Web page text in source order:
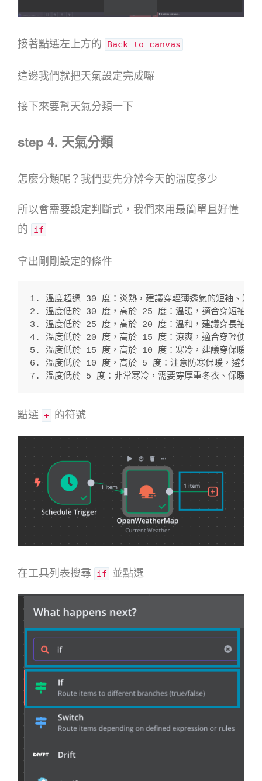
接著點選左上方的 Back to canvas
這邊我們就把天氣設定完成囉
接下來要幫天氣分類一下
step 4. 天氣分類
怎麼分類呢？我們要先分辨今天的溫度多少
所以會需要設定判斷式，我們來用最簡單且好懂
的
if
拿出剛剛設定的條件
1. 溫度超過 30 度：炎熱，建議穿輕薄透氣的短袖、短褲
2. 溫度低於 30 度，高於 25 度：溫暖，適合穿短袖或輕
3. 溫度低於 25 度，高於 20 度：溫和，建議穿長袖衣物
4. 溫度低於 20 度，高於 15 度：涼爽，適合穿輕便外套
5. 溫度低於 15 度，高於 10 度：寒冷，建議穿保暖外套
6. 溫度低於 10 度，高於 5 度：注意防寒保暖，避免長
7. 溫度低於 5 度：非常寒冷，需要穿厚重冬衣、保暖內
點選 + 的符號
在工具列表搜尋 if 並點選